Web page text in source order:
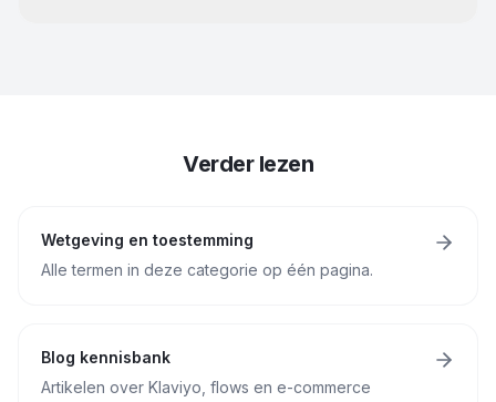
Verder lezen
Wetgeving en toestemming
Alle termen in deze categorie op één pagina.
Blog kennisbank
Artikelen over Klaviyo, flows en e-commerce